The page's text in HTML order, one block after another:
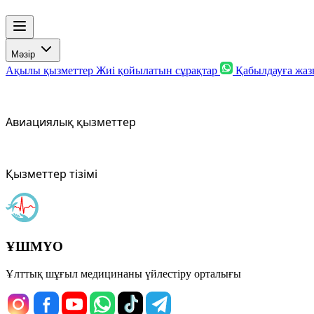
Мәзір
Ақылы қызметтер Жиі қойылатын сұрақтар Қабылдауға
Авиациялық қызметтер
Қызметтер тізімі
ҰШМҮО
Ұлттық шұғыл медицинаны үйлестіру орталығы